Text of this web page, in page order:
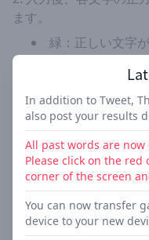
ます。
緑：正しい文字
黄：文字は単語
グレー：その文
これらのヒントを基
す。
12回以内に正解でき
「ことのはた
日替わり単語: 毎日
In addition to Tweet,
also post your results
All past words are now
Please click on the
corner of the screen
You can now transfer
device to your new